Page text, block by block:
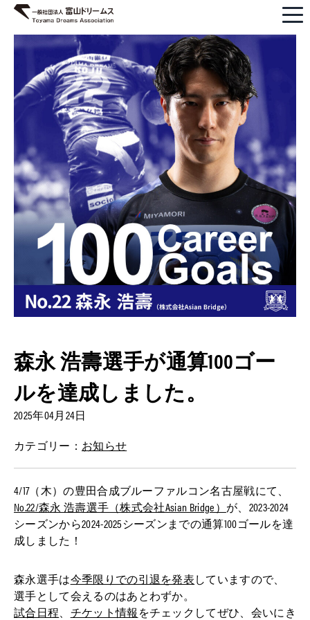
森永 浩壽選手が通算100ゴー
ルを達成しました。
2025年04月24日
カテゴリー： お知らせ
4/17（木）の豊田合成ブルーファルコン名古屋戦にて、
No.22/森永 浩壽選手（株式会社Asian Bridge） が、2023-2024
シーズンから2024-2025シーズンまでの通算100ゴールを達
成しました！
森永選手は今季限りでの引退を発表していますので、
選手として会えるのはあとわずか。
試合日程、 チケット情報 をチェックしてぜひ、会いにき